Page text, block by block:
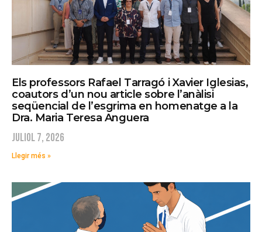
Els professors Rafael Tarragó i Xavier Iglesias,
coautors d’un nou article sobre l’anàlisi
seqüencial de l’esgrima en homenatge a la
Dra. Maria Teresa Anguera
juliol 7, 2026
Llegir més »